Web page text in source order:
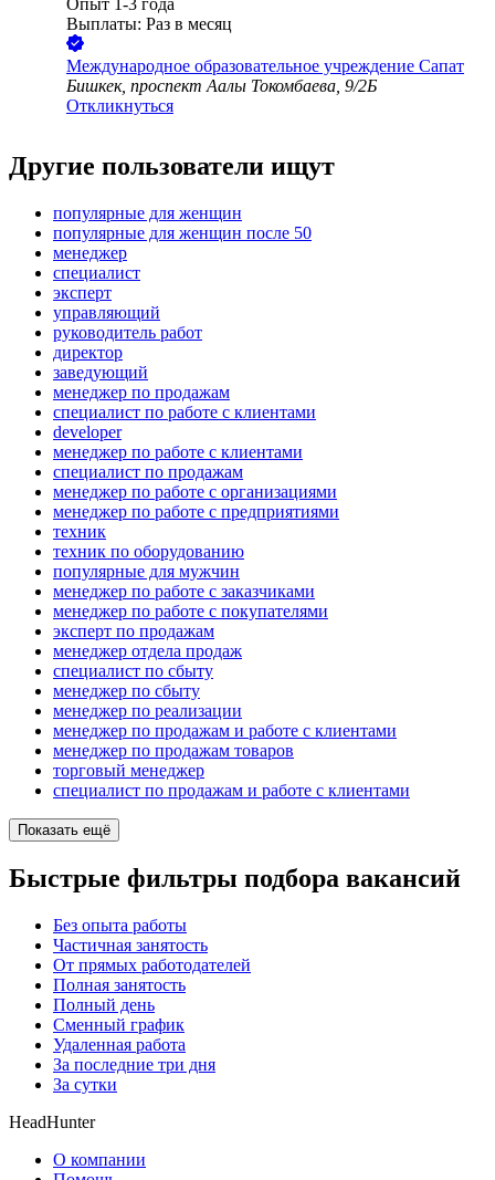
Опыт 1-3 года
Выплаты: Раз в месяц
Международное образовательное учреждение Сапат
Бишкек, проспект Аалы Токомбаева, 9/2Б
Откликнуться
Другие пользователи ищут
популярные для женщин
популярные для женщин после 50
менеджер
специалист
эксперт
управляющий
руководитель работ
директор
заведующий
менеджер по продажам
специалист по работе с клиентами
developer
менеджер по работе с клиентами
специалист по продажам
менеджер по работе с организациями
менеджер по работе с предприятиями
техник
техник по оборудованию
популярные для мужчин
менеджер по работе с заказчиками
менеджер по работе с покупателями
эксперт по продажам
менеджер отдела продаж
специалист по сбыту
менеджер по сбыту
менеджер по реализации
менеджер по продажам и работе с клиентами
менеджер по продажам товаров
торговый менеджер
специалист по продажам и работе с клиентами
Показать ещё
Быстрые фильтры подбора вакансий
Без опыта работы
Частичная занятость
От прямых работодателей
Полная занятость
Полный день
Сменный график
Удаленная работа
За последние три дня
За сутки
HeadHunter
О компании